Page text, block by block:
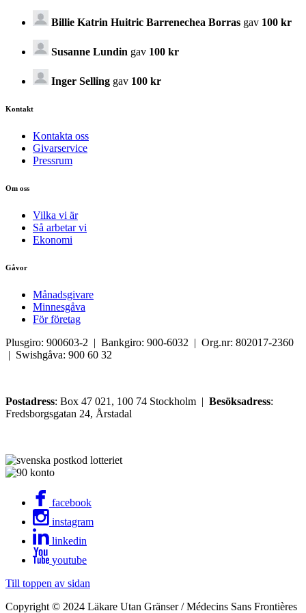
Billie Katrin Huitric Barrenechea Borras gav 100 kr
Susanne Lundin gav 100 kr
Inger Selling gav 100 kr
Kontakt
Kontakta oss
Givarservice
Pressrum
Om oss
Vilka vi är
Så arbetar vi
Ekonomi
Gåvor
Månadsgivare
Minnesgåva
För företag
Plusgiro: 900603-2 | Bankgiro: 900-6032 | Org.nr: 802017-2360
| Swishgåva: 900 60 32
Postadress: Box 47 021, 100 74 Stockholm | Besöksadress:
Fredsborgsgatan 24, Årstadal
facebook
instagram
linkedin
youtube
Till toppen av sidan
Copyright © 2024 Läkare Utan Gränser / Médecins Sans Frontières